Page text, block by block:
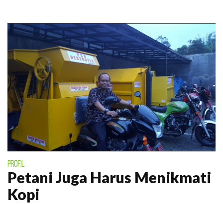
PROFIL
Petani Juga Harus Menikmati
Kopi